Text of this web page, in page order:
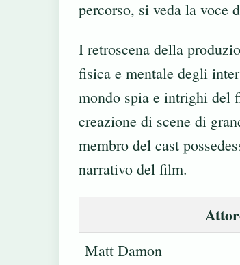
percorso, si veda la voce
I retroscena della
fisica e mentale degli
mondo spia e intrighi del
creazione di scene di
membro del cast
narrativo del film.
Matt Damon